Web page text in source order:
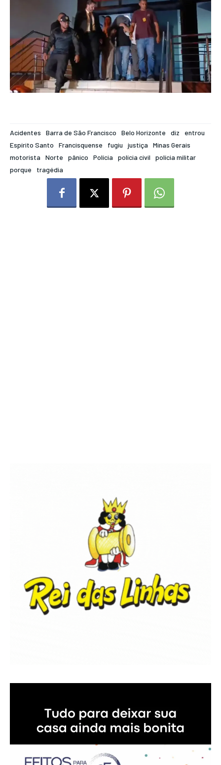
Acidentes Barra de São Francisco Belo Horizonte diz
entrou
Espírito Santo
Francisquense fugiu justiça
Minas Gerais
motorista
Norte pânico Polícia polícia civil
polícia militar
porque
tragédia